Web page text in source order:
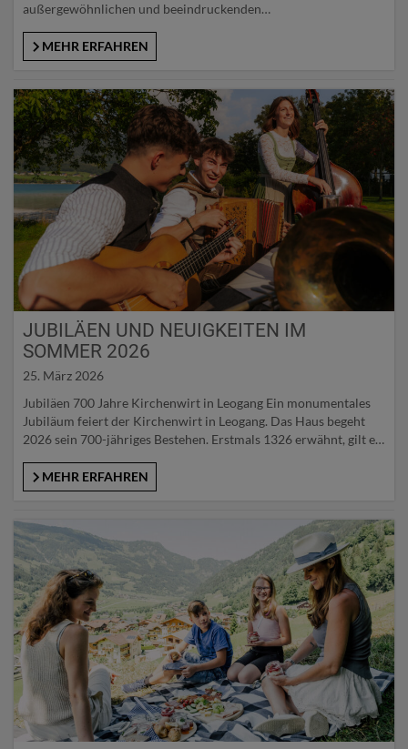
außergewöhnlichen und beeindruckenden
liegt“ und das SalzburgerLand überaus reich an kulinarischen
Schätzen ist: Ob auf den Spuren der Alpinen Küche, auf den
MEHR ERFAHREN
JUBILÄEN UND NEUIGKEITEN IM
SOMMER 2026
25. März 2026
Jubiläen 700 Jahre Kirchenwirt in Leogang Ein monumentales
Jubiläum feiert der Kirchenwirt in Leogang. Das Haus begeht
2026 sein 700-jähriges Bestehen. Erstmals 1326 erwähnt, gilt er
präsentiert sich der denkmalgeschützte Betrieb als Kombination
aus traditioneller Gasthausküche und mehrfach ausgezeichneter
wieder einen…
MEHR ERFAHREN